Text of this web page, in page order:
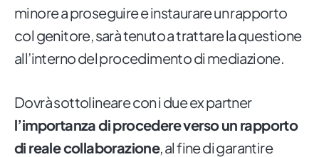
minore a proseguire e instaurare un rapporto
col genitore, sarà tenuto a trattare la questione
all’interno del procedimento di mediazione.
Dovrà sottolineare con i due ex partner
l’importanza di procedere verso un rapporto
di reale collaborazione, al fine di garantire